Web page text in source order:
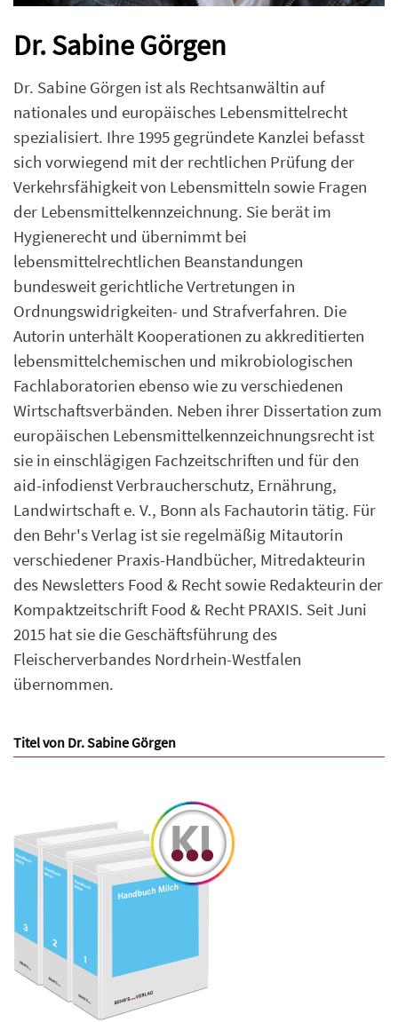
Dr. Sabine Görgen
Dr. Sabine Görgen ist als Rechtsanwältin auf
nationales und europäisches Lebensmittelrecht
spezialisiert. Ihre 1995 gegründete Kanzlei befasst
sich vorwiegend mit der rechtlichen Prüfung der
Verkehrsfähigkeit von Lebensmitteln sowie Fragen
der Lebensmittelkennzeichnung. Sie berät im
Hygienerecht und übernimmt bei
lebensmittelrechtlichen Beanstandungen
bundesweit gerichtliche Vertretungen in
Ordnungswidrigkeiten- und Strafverfahren. Die
Autorin unterhält Kooperationen zu akkreditierten
lebensmittelchemischen und mikrobiologischen
Fachlaboratorien ebenso wie zu verschiedenen
Wirtschaftsverbänden. Neben ihrer Dissertation zum
europäischen Lebensmittelkennzeichnungsrecht ist
sie in einschlägigen Fachzeitschriften und für den
aid-infodienst Verbraucherschutz, Ernährung,
Landwirtschaft e. V., Bonn als Fachautorin tätig. Für
den Behr's Verlag ist sie regelmäßig Mitautorin
verschiedener Praxis-Handbücher, Mitredakteurin
des Newsletters Food & Recht sowie Redakteurin der
Kompaktzeitschrift Food & Recht PRAXIS. Seit Juni
2015 hat sie die Geschäftsführung des
Fleischerverbandes Nordrhein-Westfalen
übernommen.
Titel von Dr. Sabine Görgen